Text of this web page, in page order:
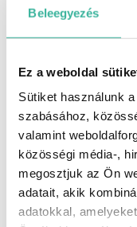
Beleegyezés
Ez a weboldal
Sütiket használunk
szabásához,
valamint
közösségi média-,
megosztjuk az Ön
adatait, akik
adatokkal,
beszállítója és
Számos
autógyártók
belsőégésű-,
jármű-